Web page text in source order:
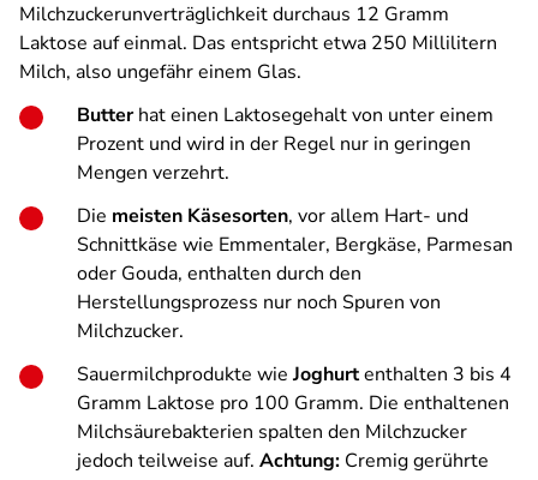
Milchzuckerunverträglichkeit durchaus 12 Gramm
Laktose auf einmal. Das entspricht etwa 250 Millilitern
Milch, also ungefähr einem Glas.
Butterhat einen Laktosegehalt von unter einem
Prozent und wird in der Regel nur in geringen
Mengen verzehrt.
Die meisten Käsesorten, vor allem Hart- und
Schnittkäse wie Emmentaler, Bergkäse, Parmesan
oder Gouda, enthalten durch den
Herstellungsprozess nur noch Spuren von
Milchzucker.
Sauermilchprodukte wie Joghurtenthalten 3 bis 4
Gramm Laktose pro 100 Gramm. Die enthaltenen
Milchsäurebakterien spalten den Milchzucker
jedoch teilweise auf. Achtung: Cremig gerührte